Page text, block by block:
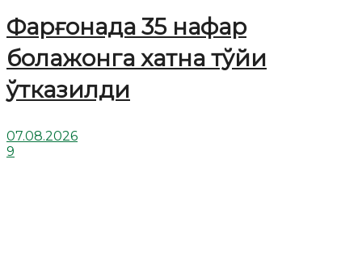
Фарғонада 35 нафар
болажонга хатна тўйи
ўтказилди
07.08.2026
9